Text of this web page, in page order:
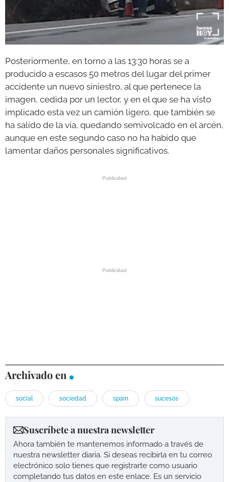
Posteriormente, en torno a las 13:30 horas se a
producido a escasos 50 metros del lugar del primer
accidente un nuevo siniestro, al que pertenece la
imagen, cedida por un lector, y en el que se ha visto
implicado esta vez un camión ligero, que también se
ha salido de la vía, quedando semivolcado en el arcén,
aunque en este segundo caso no ha habido que
lamentar daños personales significativos.
Archivado en
social sociedad spain sucesos
Suscríbete a nuestra newsletter
Ahora también te mantenemos informado a través de
nuestra newsletter diaria. Si deseas recibirla en tu correo
electrónico solo tienes que registrarte como usuario
completando tus datos en este enlace. Es un servicio